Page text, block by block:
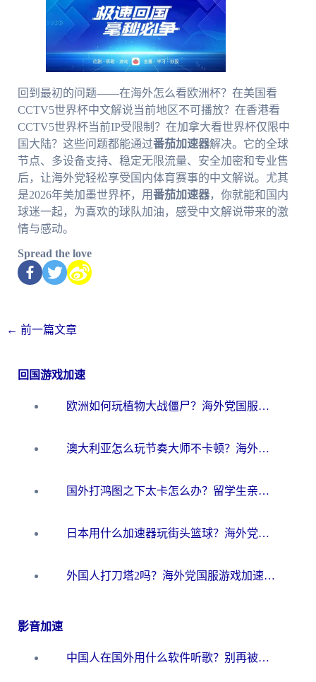
回到最初的问题——在海外怎么看欧洲杯？在美国看
CCTV5世界杯中文解说当前地区不可播放？在香港看
CCTV5世界杯当前IP受限制？在加拿大看世界杯仅限中
国大陆？这些问题都能通过番茄加速器解决。它的全球
节点、多设备支持、稳定无限流量、安全加密和专业售
后，让海外党轻松享受国内体育赛事的中文解说。尤其
是2026年美加墨世界杯，用番茄加速器，你就能和国内
球迷一起，为喜欢的球队加油，感受中文解说带来的激
情与感动。
Spread the love
← 前一篇文章
回国游戏加速
欧洲如何玩植物大战僵尸？海外党国服游戏加速避坑指南（附实测对比）
澳大利亚怎么玩节奏大师不卡顿？海外党国服游戏加速终极指南
国外打鸿图之下太卡怎么办？留学生亲测有效的国服游戏加速方案
日本用什么加速器玩街头篮球？海外党国服游戏不卡顿的终极攻略
外国人打刀塔2吗？海外党国服游戏加速避坑全攻略
影音加速
中国人在国外用什么软件听歌？别再被地域限制卡脖子，这篇教你轻松解锁国内音乐库